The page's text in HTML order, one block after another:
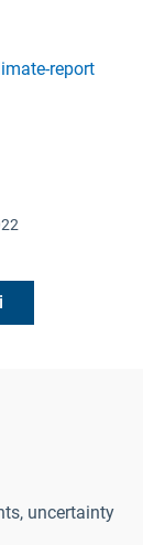
report
uncertainty